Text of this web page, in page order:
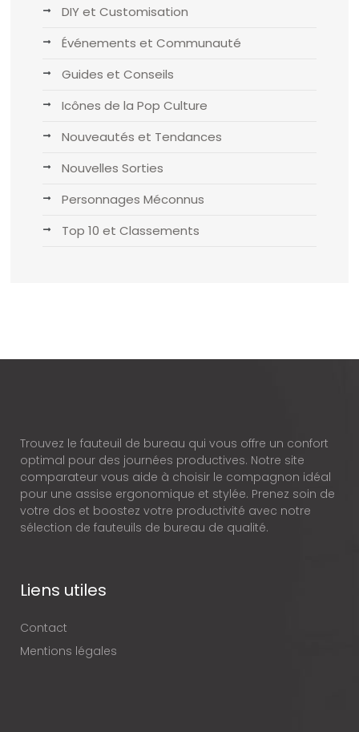
DIY et Customisation
Événements et Communauté
Guides et Conseils
Icônes de la Pop Culture
Nouveautés et Tendances
Nouvelles Sorties
Personnages Méconnus
Top 10 et Classements
Trouvez le fauteuil de bureau qui vous offre un confort
optimal pour des journées productives. Notre site
comparateur vous aide à choisir le compagnon idéal
pour une assise ergonomique et stylée. Prenez soin de
votre dos et boostez votre productivité avec notre
sélection de fauteuils de bureau de qualité.
Liens utiles
Contact
Mentions légales